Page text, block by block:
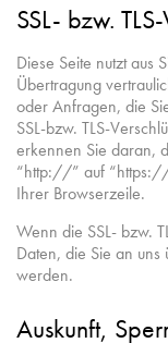
SSL- bzw.
Diese Seite nutzt aus
Übertragung
oder Anfragen, die
SSL-bzw. TLS-
erkennen Sie daran,
“http://” auf “https://
Ihrer Browserzeile.
Wenn die SSL- bzw.
Daten, die Sie an uns
werden.
Auskunft,